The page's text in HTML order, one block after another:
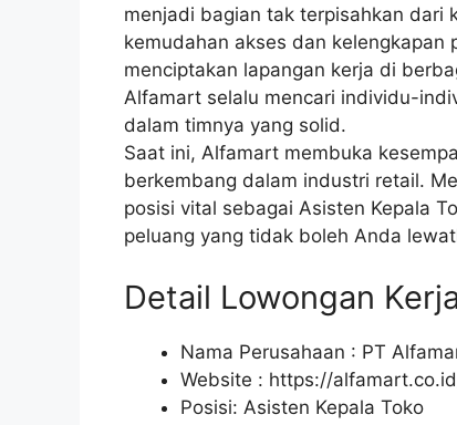
menjadi bagian tak terpisahkan dari
kemudahan akses dan
menciptakan lapangan kerja di
Alfamart selalu mencari individu-
dalam timnya yang solid.
Saat ini, Alfamart membuka
berkembang dalam industri retail.
posisi vital sebagai Asisten Kepala
peluang yang tidak boleh Anda
Detail Lowongan
Nama Perusahaan : PT
Website : https://
Posisi: Asisten Kepala Toko